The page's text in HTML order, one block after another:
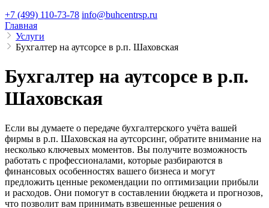
+7 (499) 110-73-78 info@buhcentrsp.ru
Главная
Услуги
Бухгалтер на аутсорсе в р.п. Шаховская
Бухгалтер на аутсорсе в р.п.
Шаховская
Если вы думаете о передаче бухгалтерского учёта вашей
фирмы в р.п. Шаховская на аутсорсинг, обратите внимание на
несколько ключевых моментов. Вы получите возможность
работать с профессионалами, которые разбираются в
финансовых особенностях вашего бизнеса и могут
предложить ценные рекомендации по оптимизации прибыли
и расходов. Они помогут в составлении бюджета и прогнозов,
что позволит вам принимать взвешенные решения о